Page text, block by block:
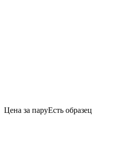
Цена за паруЕсть образец